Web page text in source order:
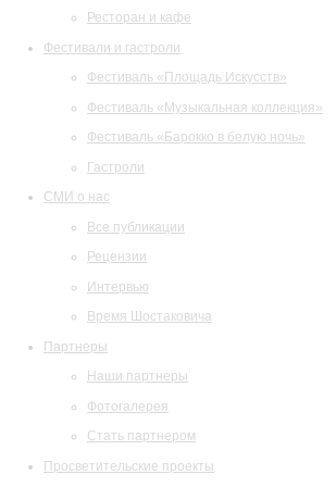
Ресторан и кафе
Фестивали и гастроли
Фестиваль «Площадь Искусств»
Фестиваль «Музыкальная коллекция»
Фестиваль «Барокко в белую ночь»
Гастроли
СМИ о нас
Все публикации
Рецензии
Интервью
Время Шостаковича
Партнеры
Наши партнеры
Фотогалерея
Стать партнером
Просветительские проекты